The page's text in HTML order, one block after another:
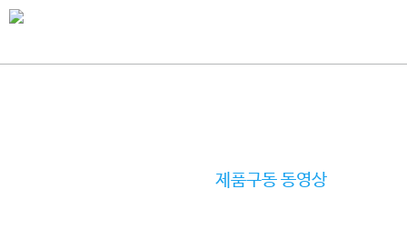
제품구동 동영상